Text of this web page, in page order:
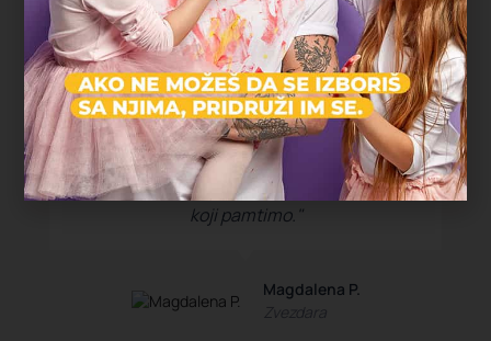
Gradski parkovi i šume
"Deca su satima trčala, istraživala i igrala
se, a čim smo stigli kući su popadali od
umora. Ovo je bio najopušteniji rođendan
koji pamtimo."
Magdalena P.
Zvezdara